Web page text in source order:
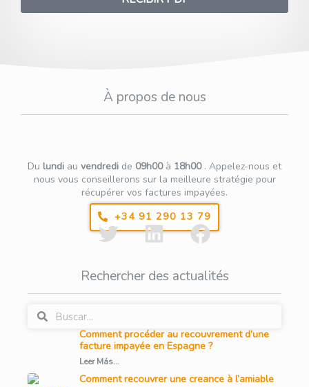
À propos de nous
Du lundi au vendredi de 09h00à 18h00. Appelez-nous et
nous vous conseillerons sur la meilleure stratégie pour
récupérer vos factures impayées.
+34 91 290 13 79
Rechercher des actualités
Comment procéder au recouvrement d’une
facture impayée en Espagne ?
Leer Más...
Comment recouvrer une creance à l’amiable